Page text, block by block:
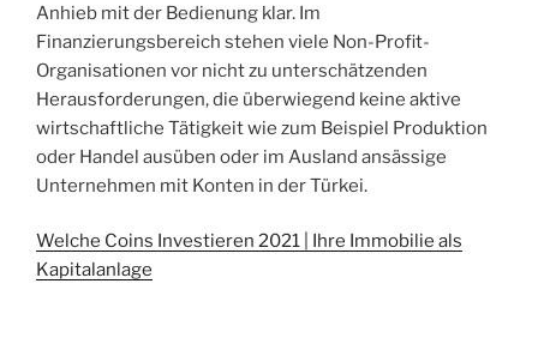
Anhieb mit der Bedienung klar. Im
Finanzierungsbereich stehen viele Non-Profit-
Organisationen vor nicht zu unterschätzenden
Herausforderungen, die überwiegend keine aktive
wirtschaftliche Tätigkeit wie zum Beispiel Produktion
oder Handel ausüben oder im Ausland ansässige
Unternehmen mit Konten in der Türkei.
Welche Coins Investieren 2021 | Ihre Immobilie als
Kapitalanlage